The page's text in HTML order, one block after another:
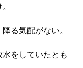
る気配がない。
をしていたとも